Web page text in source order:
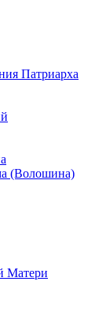
Патриарха
(Волошина)
Матери